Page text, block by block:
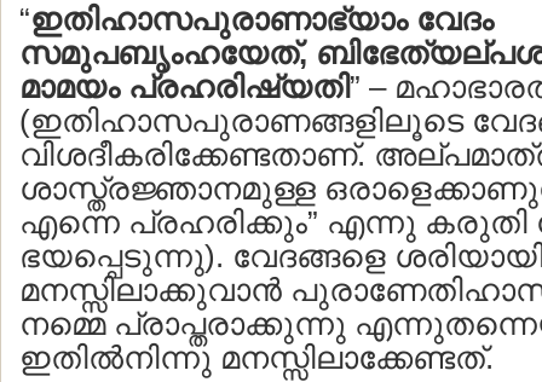
“ഇതിഹാസപുരാണാഭ്യാം വേദം
സമുപബൃംഹയേത്,
മാമയം പ്രഹരിഷ്യതി” –
(ഇതിഹാസപുരാണങ്ങളിലൂടെ
വിശദീകരിക്കേണ്ടതാണ്.
ശാസ്ത്രജ്ഞാനമുള്ള
എന്നെ പ്രഹരിക്കും” എന്നു കരുതി
ഭയപ്പെടുന്നു). വേദങ്ങളെ
മനസ്സിലാക്കുവാന്‍
നമ്മെ പ്രാപ്തരാക്കുന്നു
ഇതില്‍നിന്നു മനസ്സിലാക്കേണ്ടത്.